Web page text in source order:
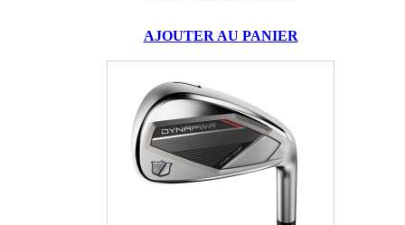
AJOUTER AU PANIER